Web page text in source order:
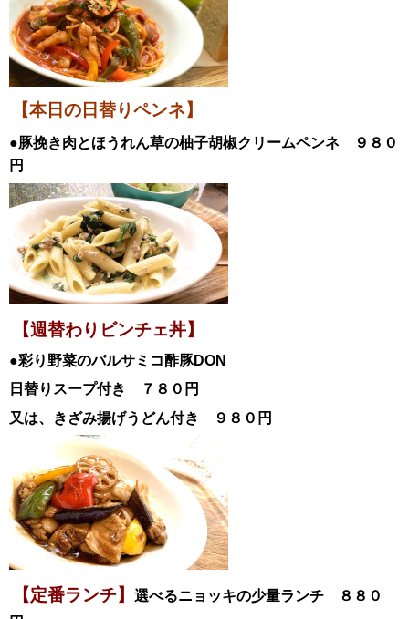
【本日の日替りペンネ】
●豚挽き肉とほうれん草の柚子胡椒クリームペンネ ９８０
円
【週替わりビンチェ丼】
●彩り野菜のバルサミコ酢豚DON
日替りスープ付き ７８０円
又は、きざみ揚げうどん付き ９８０円
【定番ランチ】
選べるニョッキの少量ランチ ８８０